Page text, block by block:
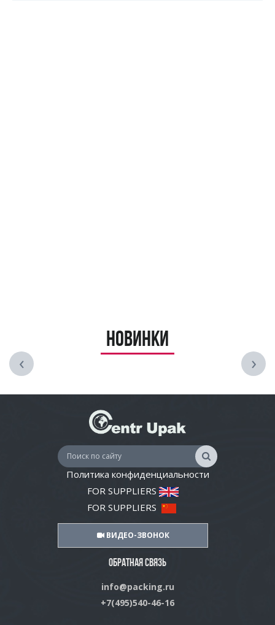
Новинки
‹ ›
Политика конфиденциальности
FOR SUPPLIERS
FOR SUPPLIERS
ВИДЕО-ЗВОНОК
ОБРАТНАЯ СВЯЗЬ
info@packing.ru
+7(495)540-46-16